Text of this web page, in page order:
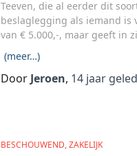
Teeven, die al eerder dit
beslaglegging als iemand is
van € 5.000,-, maar geeft in
(meer…)
Door Jeroen, 14 jaar
BESCHOUWEND ZAKELIJK